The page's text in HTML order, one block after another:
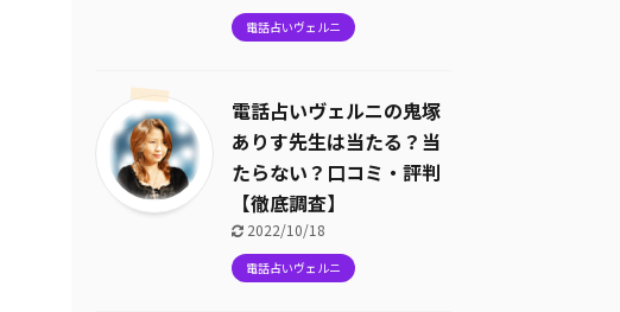
電話占いヴェルニ
電話占いヴェルニの鬼塚
ありす先生は当たる？当
たらない？口コミ・評判
【徹底調査】
2022/10/18
電話占いヴェルニ